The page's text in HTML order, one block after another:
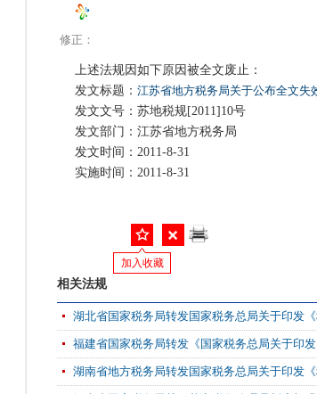
修正：
上述法规因如下原因被全文废止：
发文标题： 江苏省地方税务局关于公布全文失
发文文号：苏地税规[2011]10号
发文部门：江苏省地方税务局
发文时间：2011-8-31
实施时间：2011-8-31
加入收藏
相关法规
湖北省国家税务局转发国家税务总局关于印发
福建省国家税务局转发《国家税务总局关于印
湖南省地方税务局转发国家税务总局关于印发